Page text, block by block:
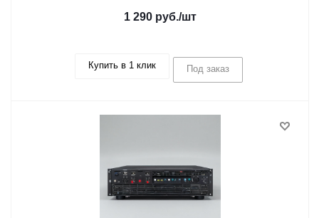
1 290 руб./шт
Купить в 1 клик Под заказ